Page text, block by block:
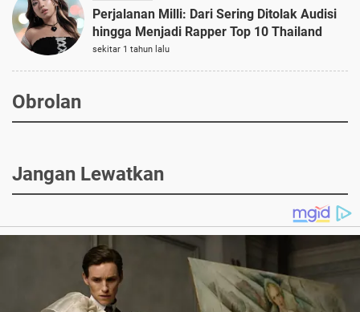
Perjalanan Milli: Dari Sering Ditolak Audisi
hingga Menjadi Rapper Top 10 Thailand
sekitar 1 tahun lalu
Obrolan
Jangan Lewatkan